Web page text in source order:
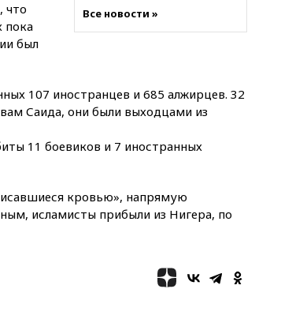
00:30 FT: ЕС не готов принять в
блок Украину из-за уровня
выгоду безвизового режима с
ЕС
ресторана «Армения» в
вчера, 22:45Литовец
протаранил погранпункт при
анонсировал скорое
соглашение о прекращении
Все новости »
что
пока
был
107 иностранцев и 685 алжирцев. 32
Саида, они были выходцами из
11 боевиков и 7 иностранных
кровью», напрямую
исламисты прибыли из Нигера, по